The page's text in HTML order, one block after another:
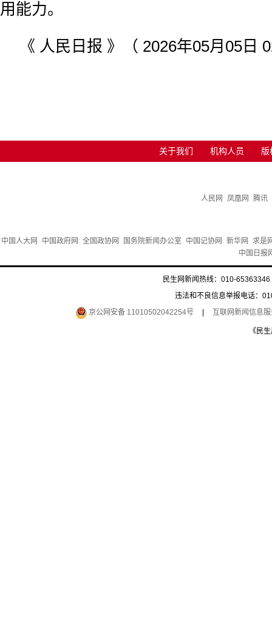
用能力。
《 人民日报 》（ 2026年05月05日
关于我们 机构人员 版
人民网 凤凰网 腾讯
中国人大网 中国政府网 全国政协网 国务院新闻办公室 中国记协网 新华网
求是
中国日报
民生网新闻热线：010-
违法和不良信息举报电话：
京公网安备 11010502042254号
互联网新闻信息
《民